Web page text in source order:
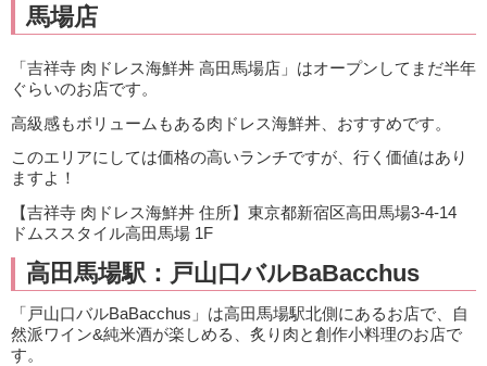
馬場店
「吉祥寺 肉ドレス海鮮丼 高田馬場店」はオープンしてまだ半年
ぐらいのお店です。
高級感もボリュームもある肉ドレス海鮮丼、おすすめです。
このエリアにしては価格の高いランチですが、行く価値はあり
ますよ！
【吉祥寺 肉ドレス海鮮丼 住所】東京都新宿区高田馬場3-4-14
ドムススタイル高田馬場 1F
高田馬場駅：戸山口バルBaBacchus
「戸山口バルBaBacchus」は高田馬場駅北側にあるお店で、自
然派ワイン&純米酒が楽しめる、炙り肉と創作小料理のお店で
す。